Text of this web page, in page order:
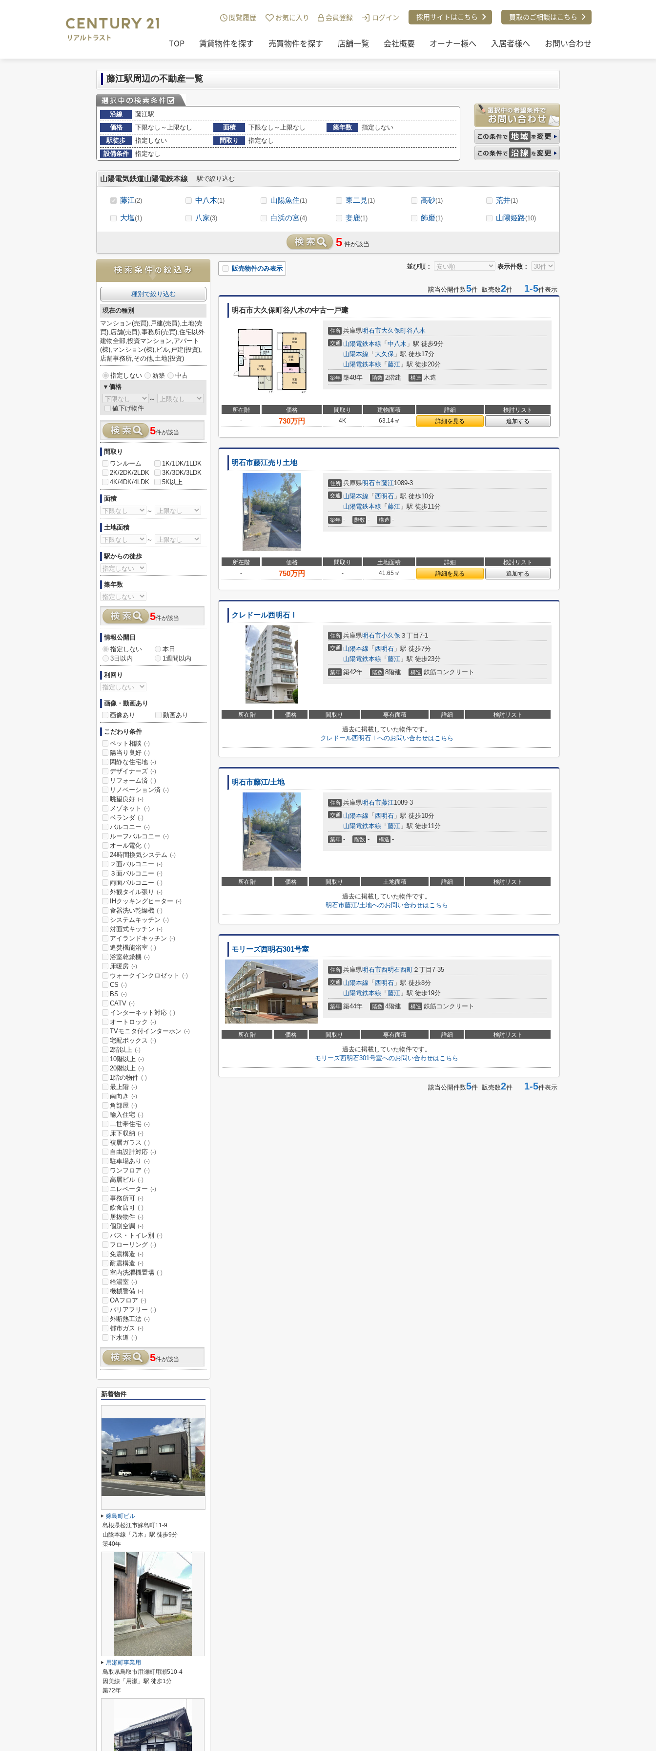
閲覧履歴 お気に入り 会員登録 ログイン 採用サイトはこちら 買取のご相談はこちら
TOP 賃貸物件を探す 売買物件を探す 店舗一覧 会社概要 オーナー様へ 入居者様へ お問い合わせ
藤江駅の売買物件
藤江駅周辺の不動産一覧
沿線
藤江駅
価格
下限なし～上限なし 面積 下限なし～上限なし 築年数
指定しない
駅徒歩
指定しない 間取り
指定なし
設備条件
指定なし
山陽電気鉄道山陽電鉄本線 駅で絞り込む
藤江(2) 中八木(1) 山陽魚住(1) 東二見(1) 高砂(1) 荒井(1)
大塩(1) 八家(3) 白浜の宮(4) 妻鹿(1) 飾磨(1) 山陽姫路(10)
5 件が該当
並び順： 表示件数：
販売物件のみ表示
該当公開件数5件 販売数2件 1-5件表示
明石市大久保町谷八木の中古一戸建
住所 兵庫県明石市大久保町谷八木
交通 山陽電鉄本線 「 中八木 」駅 徒歩9分
山陽本線 「 大久保 」駅 徒歩17分
山陽電鉄本線 「 藤江 」駅 徒歩20分
築年 築48年 階数 2階建 構造 木造
所在階 価格 間取り 建物面積 詳細
検討リスト
-
730万円 4K 63.14㎡ 詳細を見る 追加する
明石市藤江売り土地
住所 兵庫県明石市藤江1089-3
交通 山陽本線 「 西明石 」駅 徒歩10分
山陽電鉄本線 「 藤江 」駅 徒歩11分
築年 - 階数 - 構造 -
所在階 価格 間取り 土地面積 詳細
検討リスト
-
750万円 - 41.65㎡ 詳細を見る 追加する
クレドール西明石Ⅰ
住所 兵庫県明石市小久保 ３丁目7-1
交通 山陽本線 「 西明石 」駅 徒歩7分
山陽電鉄本線 「 藤江 」駅 徒歩23分
築年 築42年 階数 8階建 構造 鉄筋コンクリート
所在階 価格 間取り 専有面積 詳細 検討リスト
過去に掲載していた物件です。
クレドール西明石Ⅰへのお問い合わせはこちら
明石市藤江/土地
住所 兵庫県明石市藤江1089-3
交通 山陽本線 「 西明石 」駅 徒歩10分
山陽電鉄本線 「 藤江 」駅 徒歩11分
築年 - 階数 - 構造 -
所在階 価格 間取り 土地面積 詳細 検討リスト
過去に掲載していた物件です。
明石市藤江/土地へのお問い合わせはこちら
モリーズ西明石301号室
住所 兵庫県明石市西明石西町 ２丁目7-35
交通 山陽本線 「 西明石 」駅 徒歩8分
山陽電鉄本線 「 藤江 」駅 徒歩19分
築年 築44年 階数 4階建 構造 鉄筋コンクリート
所在階 価格 間取り 専有面積 詳細 検討リスト
過去に掲載していた物件です。
モリーズ西明石301号室へのお問い合わせはこちら
該当公開件数5件 販売数2件 1-5件表示
種別で絞り込む
現在の種別
マンション(売買),戸建(売買),土地(売
買),店舗(売買),事務所(売買),住宅以外
建物全部,投資マンション,アパート
(棟),マンション(棟),ビル,戸建(投資),
店舗事務所,その他,土地(投資)
指定しない 新築
中古
▼価格
～
値下げ物件
5件が該当
間取り
ワンルーム
1K/1DK/1LDK
2K/2DK/2LDK
3K/3DK/3LDK
4K/4DK/4LDK
5K以上
面積
～
土地面積
～
駅からの徒歩
築年数
5件が該当
情報公開日
指定しない
本日
3日以内
1週間以内
利回り
画像・動画あり
画像あり
動画あり
こだわり条件
ペット相談 (-)
陽当り良好 (-)
閑静な住宅地 (-)
デザイナーズ (-)
リフォーム済 (-)
リノベーション済 (-)
眺望良好 (-)
メゾネット (-)
ベランダ (-)
バルコニー (-)
ルーフバルコニー (-)
オール電化 (-)
24時間換気システム (-)
２面バルコニー (-)
３面バルコニー (-)
両面バルコニー (-)
外観タイル張り (-)
IHクッキングヒーター (-)
食器洗い乾燥機 (-)
システムキッチン (-)
対面式キッチン (-)
アイランドキッチン (-)
追焚機能浴室 (-)
浴室乾燥機 (-)
床暖房 (-)
ウォークインクロゼット (-)
CS (-)
BS (-)
CATV (-)
インターネット対応 (-)
オートロック (-)
TVモニタ付インターホン (-)
宅配ボックス (-)
2階以上 (-)
10階以上 (-)
20階以上 (-)
1階の物件 (-)
最上階 (-)
南向き (-)
角部屋 (-)
輸入住宅 (-)
二世帯住宅 (-)
床下収納 (-)
複層ガラス (-)
自由設計対応 (-)
駐車場あり (-)
ワンフロア (-)
高層ビル (-)
エレベーター (-)
事務所可 (-)
飲食店可 (-)
居抜物件 (-)
個別空調 (-)
バス・トイレ別 (-)
フローリング (-)
免震構造 (-)
耐震構造 (-)
室内洗濯機置場 (-)
給湯室 (-)
機械警備 (-)
OAフロア (-)
バリアフリー (-)
外断熱工法 (-)
都市ガス (-)
下水道 (-)
5件が該当
新着物件
嫁島町ビル
島根県松江市嫁島町11-9
山陰本線「乃木」駅 徒歩9分
築40年
用瀬町事業用
鳥取県鳥取市用瀬町用瀬510-4
因美線「用瀬」駅 徒歩1分
築72年